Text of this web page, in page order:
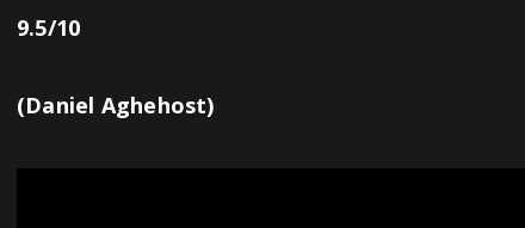
9.5/10
(Daniel Aghehost)